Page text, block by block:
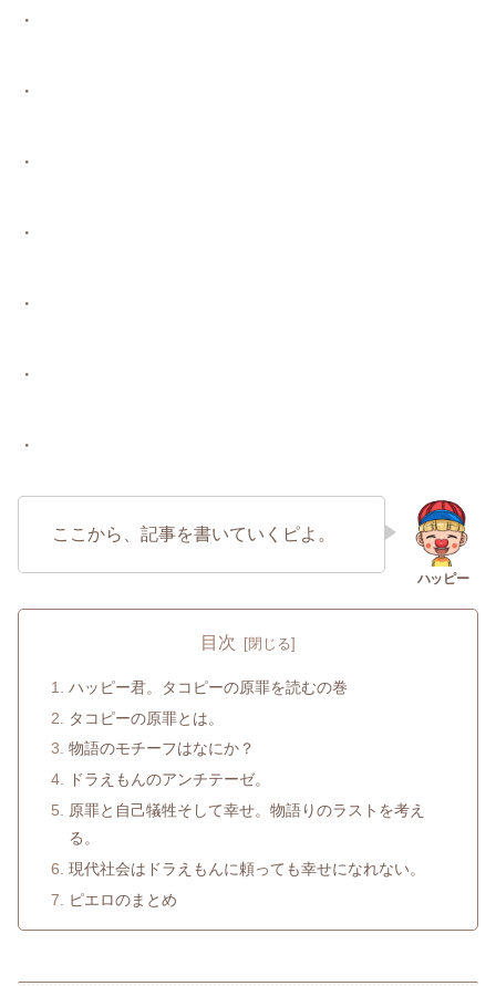
・
・
・
・
・
・
・
ここから、記事を書いていくピよ。
目次
ハッピー君。タコピーの原罪を読むの巻
タコピーの原罪とは。
物語のモチーフはなにか？
ドラえもんのアンチテーゼ。
原罪と自己犠牲そして幸せ。物語りのラストを考え
る。
現代社会はドラえもんに頼っても幸せになれない。
ピエロのまとめ